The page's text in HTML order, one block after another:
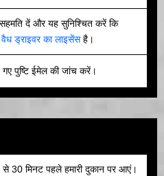
दें और यह सुनिश्चित करें कि
वैध ड्राइवर का लाइसेंसहै।
गए पुष्टि ईमेल की जांच करें।
30 मिनट पहले हमारी दुकान पर आएं।